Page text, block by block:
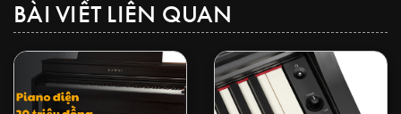
BÀI VIẾT LIÊN QUAN